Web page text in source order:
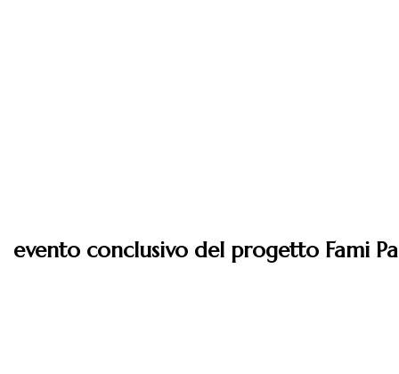
evento conclusivo del progetto Fami